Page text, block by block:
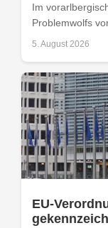
Im
Problemwolfs
5. August 2026
EU-